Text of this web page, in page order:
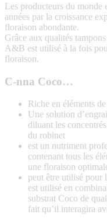
Les producteurs du monde
années par la croissance
floraison abondante.
Grâce aux qualités
A&B est utilisé à la fois
floraison.
C-nna Coco…
Riche en éléments
Une solution
diluant les
du robinet
est un nutriment
contenant tous les
une floraison
peut être utilisé pour
est utilisé en
substrat Coco de
fait qu’il interagira